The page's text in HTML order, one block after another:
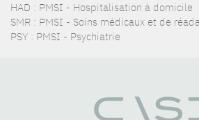
HAD : PMSI - Hospitalisation à domicile
SMR : PMSI - Soins médicaux et de
PSY : PMSI - Psychiatrie